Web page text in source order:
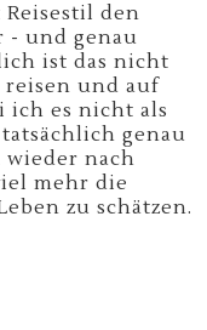
den
- und genau
ist das nicht
reisen und auf
ich es nicht als
genau
wieder nach
mehr die
zu schätzen.